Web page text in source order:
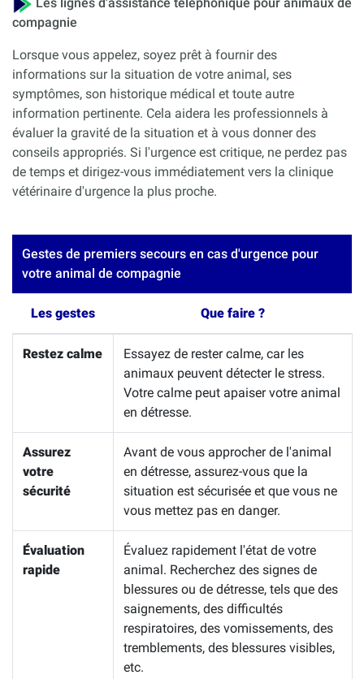
compagnie
Lorsque vous appelez, soyez prêt à fournir des
informations sur la situation de votre animal, ses
symptômes, son historique médical et toute autre
information pertinente. Cela aidera les professionnels à
évaluer la gravité de la situation et à vous donner des
conseils appropriés. Si l'urgence est critique, ne perdez pas
de temps et dirigez-vous immédiatement vers la clinique
vétérinaire d'urgence la plus proche.
Gestes de premiers secours en cas d'urgence pour
votre animal de compagnie
Les gestes Que faire ?
Restez calme
Essayez de rester calme, car les
animaux peuvent détecter le stress.
Votre calme peut apaiser votre animal
en détresse.
Assurez
votre
sécurité
Avant de vous approcher de l'animal
en détresse, assurez-vous que la
situation est sécurisée et que vous ne
vous mettez pas en danger.
Évaluation
rapide
Évaluez rapidement l'état de votre
animal. Recherchez des signes de
blessures ou de détresse, tels que des
saignements, des difficultés
respiratoires, des vomissements, des
tremblements, des blessures visibles,
etc.